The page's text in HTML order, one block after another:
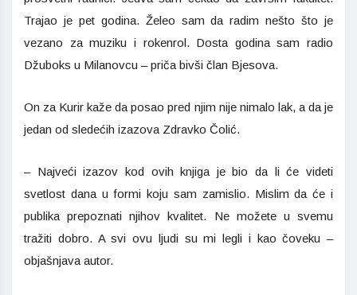
Trajao je pet godina. Želeo sam da radim nešto što je
vezano za muziku i rokenrol. Dosta godina sam radio
Džuboks u Milanovcu – priča bivši član Bjesova.
On za Kurir kaže da posao pred njim nije nimalo lak, a da je
jedan od sledećih izazova Zdravko Čolić.
– Najveći izazov kod ovih knjiga je bio da li će videti
svetlost dana u formi koju sam zamislio. Mislim da će i
publika prepoznati njihov kvalitet. Ne možete u svemu
tražiti dobro. A svi ovu ljudi su mi legli i kao čoveku –
objašnjava autor.